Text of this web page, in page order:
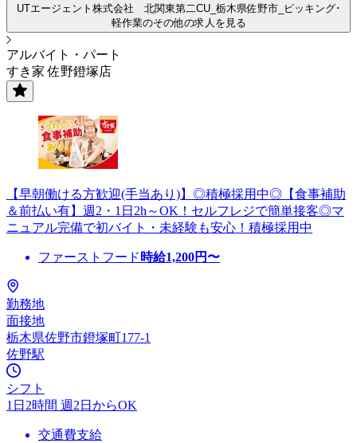
UTエージェント株式会社 北関東第二CU_栃木県佐野市_ピッキング･
軽作業のその他の求人を見る
アルバイト・パート
すき家 佐野鐙塚店
【早朝働ける方歓迎(手当あり)】◎積極採用中◎【食事補助
＆前払い有】週2・1日2h～OK！セルフレジで簡単接客◎マ
ニュアル完備で初バイト・未経験も安心！積極採用中
ファーストフード 時給1,200円〜
勤務地
面接地
栃木県佐野市鐙塚町177-1
佐野駅
シフト
1日2時間 週2日からOK
交通費支給